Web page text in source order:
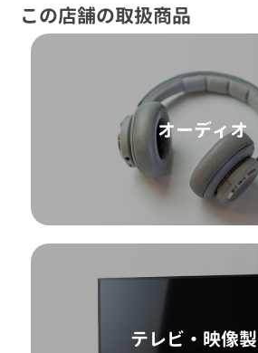
この店舗の取扱商品
オーディオ
テレビ・映像